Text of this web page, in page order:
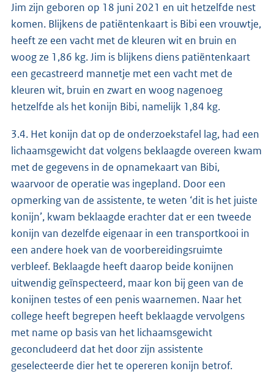
Jim zijn geboren op 18 juni 2021 en uit hetzelfde nest
komen. Blijkens de patiëntenkaart is Bibi een vrouwtje,
heeft ze een vacht met de kleuren wit en bruin en
woog ze 1,86 kg. Jim is blijkens diens patiëntenkaart
een gecastreerd mannetje met een vacht met de
kleuren wit, bruin en zwart en woog nagenoeg
hetzelfde als het konijn Bibi, namelijk 1,84 kg.
3.4. Het konijn dat op de onderzoekstafel lag, had een
lichaamsgewicht dat volgens beklaagde overeen kwam
met de gegevens in de opnamekaart van Bibi,
waarvoor de operatie was ingepland. Door een
opmerking van de assistente, te weten ‘dit is het juiste
konijn’, kwam beklaagde erachter dat er een tweede
konijn van dezelfde eigenaar in een transportkooi in
een andere hoek van de voorbereidingsruimte
verbleef. Beklaagde heeft daarop beide konijnen
uitwendig geïnspecteerd, maar kon bij geen van de
konijnen testes of een penis waarnemen. Naar het
college heeft begrepen heeft beklaagde vervolgens
met name op basis van het lichaamsgewicht
geconcludeerd dat het door zijn assistente
geselecteerde dier het te opereren konijn betrof.